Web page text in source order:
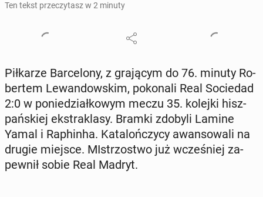
Ten tekst przeczytasz w 2 minuty
Pił­ka­rze Bar­ce­lo­ny, z gra­ją­cym do 76. minuty Ro­
ber­tem Le­wan­dow­skim, po­ko­na­li Real So­cie­dad
2:0 w po­nie­dział­ko­wym meczu 35. kolejki hisz­
pań­skiej eks­tra­kla­sy. Bramki zdobyli Lamine
Yamal i Ra­phin­ha. Ka­ta­loń­czy­cy awan­so­wa­li na
drugie miejsce. MI­strzo­stwo już wcze­śniej za­
pew­nił sobie Real Madryt.